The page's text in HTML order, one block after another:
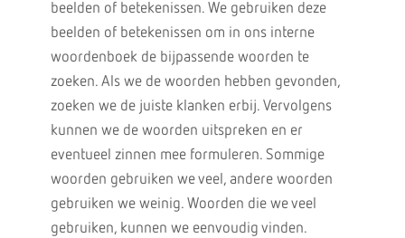
beelden of betekenissen. We gebruiken deze
beelden of betekenissen om in ons interne
woordenboek de bijpassende woorden te
zoeken. Als we de woorden hebben gevonden,
zoeken we de juiste klanken erbij. Vervolgens
kunnen we de woorden uitspreken en er
eventueel zinnen mee formuleren. Sommige
woorden gebruiken we veel, andere woorden
gebruiken we weinig. Woorden die we veel
gebruiken, kunnen we eenvoudig vinden.